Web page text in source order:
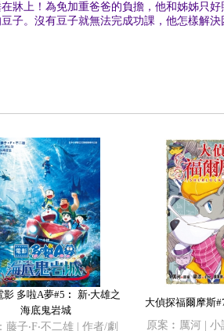
牀上！為免加重爸爸的負擔，他和姊姊只
子。沒有豆子就無法完成功課，他怎樣解決
影 多啦A夢#5︰ 新‧大雄之
海底鬼岩城
藤子‧F‧不二雄 | 作者/劇
大偵探福爾摩斯
原案︰厲河 |